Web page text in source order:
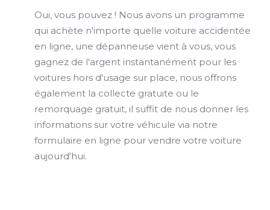
Oui, vous pouvez ! Nous avons un programme
qui achète n'importe quelle voiture accidentée
en ligne, une dépanneuse vient à vous, vous
gagnez de l'argent instantanément pour les
voitures hors d'usage sur place, nous offrons
également la collecte gratuite ou le
remorquage gratuit, il suffit de nous donner les
informations sur votre véhicule via notre
formulaire en ligne pour vendre votre voiture
aujourd'hui.